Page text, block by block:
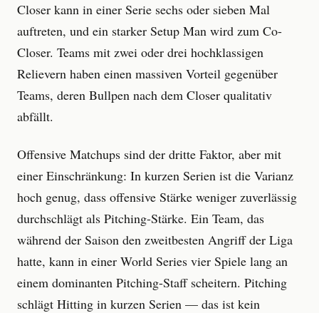
Closer kann in einer Serie sechs oder sieben Mal
auftreten, und ein starker Setup Man wird zum Co-
Closer. Teams mit zwei oder drei hochklassigen
Relievern haben einen massiven Vorteil gegenüber
Teams, deren Bullpen nach dem Closer qualitativ
abfällt.
Offensive Matchups sind der dritte Faktor, aber mit
einer Einschränkung: In kurzen Serien ist die Varianz
hoch genug, dass offensive Stärke weniger zuverlässig
durchschlägt als Pitching-Stärke. Ein Team, das
während der Saison den zweitbesten Angriff der Liga
hatte, kann in einer World Series vier Spiele lang an
einem dominanten Pitching-Staff scheitern. Pitching
schlägt Hitting in kurzen Serien — das ist kein